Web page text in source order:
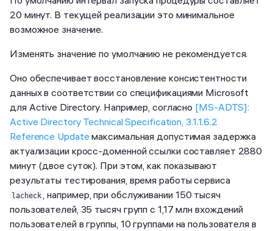
20 минут. В текущей реализации это минимальное
возможное значение.
Изменять значение по умолчанию не рекомендуется.
Оно обеспечивает восстановление консистентности
данных в соответствии со спецификациями Microsoft
для Active Directory. Например, согласно [MS-ADTS]:
Active Directory Technical Specification, 3.1.1.6.2
Reference Update максимальная допустимая задержка
актуализации кросс-доменной ссылки составляет 2880
минут (двое суток). При этом, как показывают
результаты тестирования, время работы сервиса
lacheck
, например, при обслуживании 150 тысяч
пользователей, 35 тысяч групп с 1,17 млн вхождений
пользователей в группы, 10 группами на пользователя в